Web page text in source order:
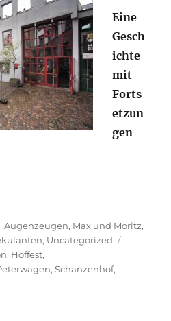
Eine
Gesch
ichte
mit
Forts
etzun
gen
Kategorien
Augenzeugen, Max und Moritz,
, Uncategorized
, Hoffest,
,Schanzenhof,